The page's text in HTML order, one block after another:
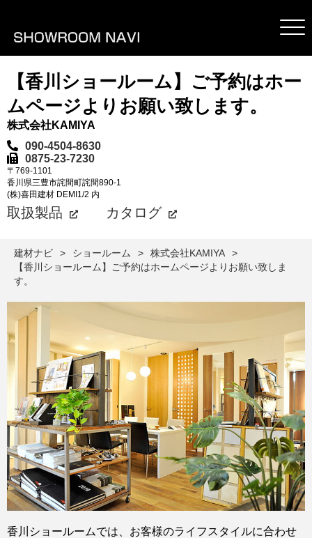
【香川ショールーム】ご予約はホー
ムページよりお願い致します。
株式会社KAMIYA
090-4504-8630
0875-23-7230
〒769-1101
香川県三豊市詫間町詫間890-1
(株)喜田建材 DEMI1/2 内
取扱製品 カタログ
建材ナビ ショールーム
株式会社KAMIYA
【香川ショールーム】ご予約はホームページよりお願い致しま
す。
香川ショールームでは、お客様のライフスタイルに合わせ